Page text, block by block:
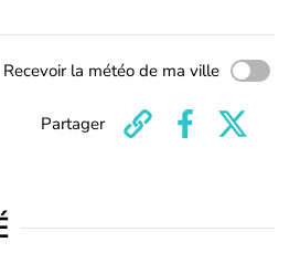
Recevoir la météo de ma ville
Partager